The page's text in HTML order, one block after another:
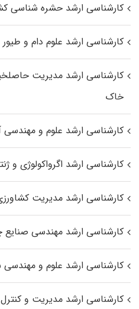
کارشناسی ارشد حشره‌ شناسی
کارشناسی ارشد علوم دام و طیور
کارشناسی ارشد مدیریت
خاک
کارشناسی ارشد علوم و
کارشناسی ارشد اگرواکولوژی و
کارشناسی ارشد مدیریت
کارشناسی ارشد مهندسی
کارشناسی ارشد علوم و
کارشناسی ارشد مدیریت و کنترل